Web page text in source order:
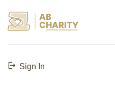
AB
CHARITY
powerd by ahblicklive.com
Sign In